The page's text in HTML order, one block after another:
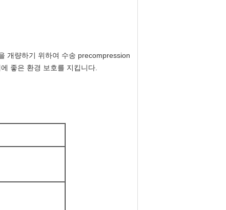
개량하기 위하여 수송 precompression
좋은 환경 보호를 지킵니다.